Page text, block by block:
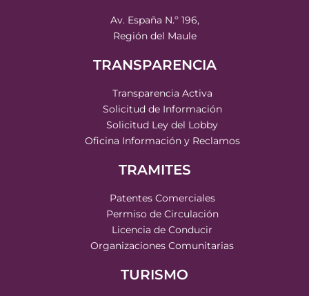
Av. España N.º 196,
Región del Maule
TRANSPARENCIA
Transparencia Activa
Solicitud de Información
Solicitud Ley del Lobby
Oficina Información y Reclamos
TRAMITES
Patentes Comerciales
Permiso de Circulación
Licencia de Conducir
Organizaciones Comunitarias
TURISMO